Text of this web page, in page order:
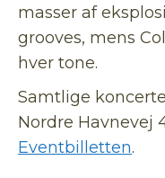
masser af
grooves, mens
hver tone.
Samtlige
Nordre Havnevej
Eventbilletten.